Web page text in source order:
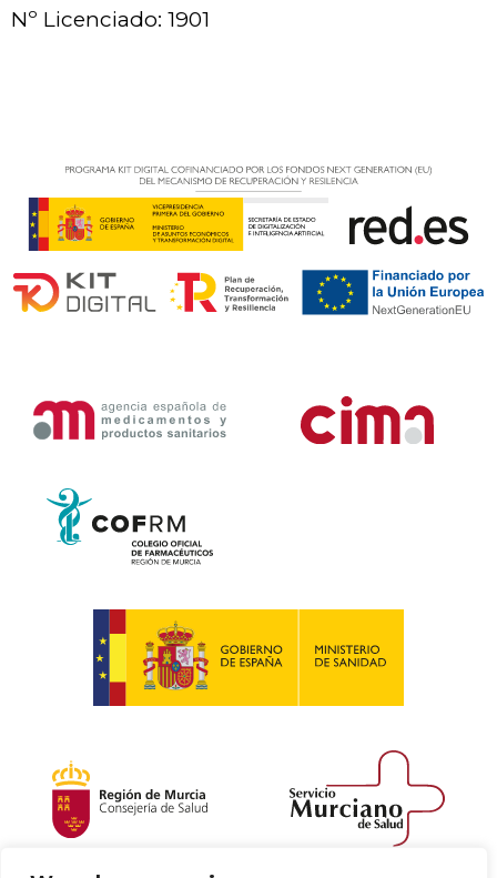
Nº Licenciado: 1901